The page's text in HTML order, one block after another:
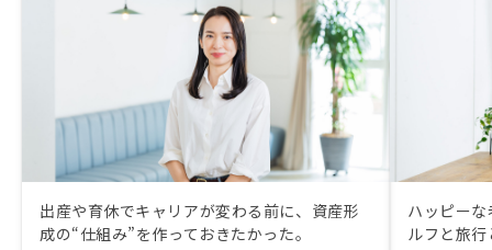
出産や育休でキャリアが変わる前に、資産形
成の“仕組み”を作っておきたかった。
ハッピー
ルフと旅